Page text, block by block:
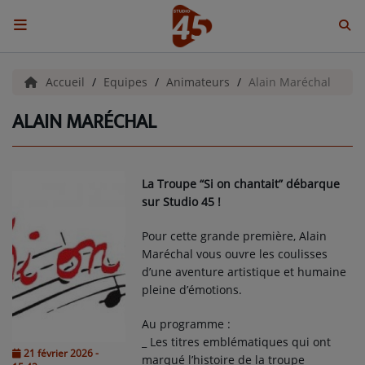
ACCUEIL
Emissions
GIEN, SA FABULEUSE HISTOIRE
GRAFFITI CINÉMA
LES ASSOCIÉS DU JOUR
LA CHRONIQUE ENVIRONNEMENTALE
LA CHRONIQUE MUSICALE
Accueil Equipes Animateurs Alain Maréchal
ALAIN MARÉCHAL
21 février 2026 -
La Troupe “Si on chantait” débarque
sur Studio 45 !
Pour cette grande première, Alain
Maréchal vous ouvre les coulisses
d’une aventure artistique et humaine
pleine d’émotions.
Au programme :
_ Les titres emblématiques qui ont
marqué l’histoire de la troupe